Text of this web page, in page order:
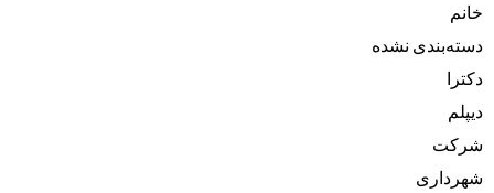
خانم
دسته‌بندی نشده
دکترا
دیپلم
شرکت
شهرداری